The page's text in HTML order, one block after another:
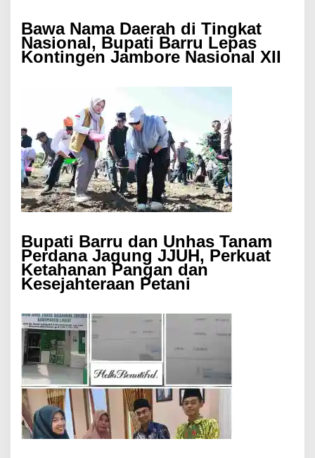
Bawa Nama Daerah di Tingkat
Nasional, Bupati Barru Lepas
Kontingen Jambore Nasional XII
Bupati Barru dan Unhas Tanam
Perdana Jagung JJUH, Perkuat
Ketahanan Pangan dan
Kesejahteraan Petani